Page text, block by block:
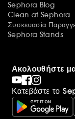
Sephora Blog
Clean at Sephora
Συσκευασία
Sephora Stands
Ακολουθήστε
Κατεβάστε το